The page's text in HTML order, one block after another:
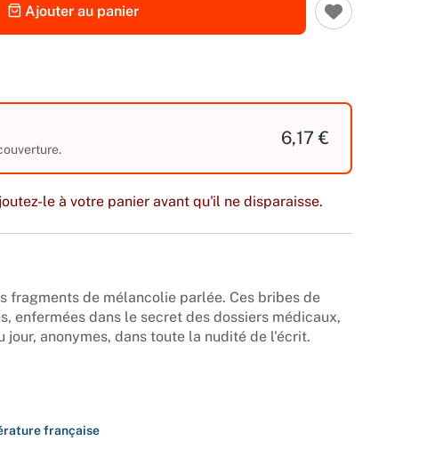
Ajouter au panier
6,17 €
le à votre panier avant qu'il ne disparaisse.
fragments de mélancolie parlée. Ces bribes de
enfermées dans le secret des dossiers médicaux,
jour, anonymes, dans toute la nudité de l'écrit.
française